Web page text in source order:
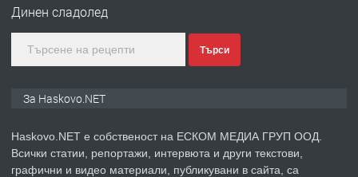
преди 3 дни
Динен сладолед
Търси
За Haskovo.NET
Haskovo.NET е собственост на ЕСКОМ МЕДИА ГРУП ООД.
Всички статии, репортажи, интервюта и други текстови,
графични и видео материали, публикувани в сайта, са